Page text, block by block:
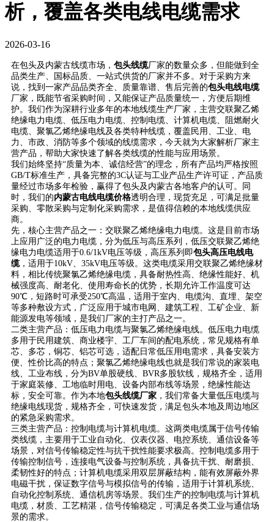
析，覆盖各类电线电缆需求
2026-03-16
在包头及内蒙古线缆市场， 包头线缆厂家的数量众多，但能做到全
品类生产、国标品质、一站式供货的厂家并不多。对于采购方来
说，找到一家产品品类齐全、质量靠谱、售后完善的包头电线电缆
厂家，既能节省采购时间，又能保证产品质量统一，方便后期维
护。我们作为深耕行业多年的本地线缆生产厂家，主营交联聚乙烯
绝缘电力电缆、低压电力电缆、控制电缆、计算机电缆、阻燃耐火
电缆、聚氯乙烯绝缘电线及各类特种线缆，覆盖民用、工业、电
力、市政、消防等多个领域的线缆需求，今天就为大家解析厂家主
营产品，帮助大家快速了解各类线缆的性能与应用场景。
我们始终坚持“质量为本、诚信经营”的理念，所有产品均严格按照
GB/T标准生产，具备完整的3C认证与工业产品生产许可证，产品质
量经过市场多年检验，赢得了包头及内蒙古各地客户的认可。同
时，我们的内蒙古电线电缆价格透明合理，现货充足，可满足批量
采购、零散采购与定制化采购需求，是值得信赖的本地线缆供应
商。
先，核心主营产品之一：交联聚乙烯绝缘电力电缆。这是目前市场
上应用广泛的电力电缆，分为低压与高压系列，低压交联聚乙烯绝
缘电力电缆适用于0.6/1kV电压等级，高压系列即包头高压电线电
缆，适用于10kV、35kV电压等级。这类电缆采用交联聚乙烯绝缘材
料，相比传统聚氯乙烯绝缘电缆，具备耐热性高、绝缘性能好、机
械强度高、耐老化、使用寿命长的优势，长期允许工作温度可达
90℃，短路时可承受250℃高温，适用于室内、电缆沟、直埋、架空
等多种敷设方式，广泛应用于城市电网、建筑工程、工矿企业、新
能源发电等领域，是我们厂家的主打产品之一。
二类主营产品：低压电力电缆与聚氯乙烯绝缘电线。低压电力电缆
多用于民用建筑、商业楼宇、工厂车间的配电系统，常见规格有单
芯、多芯，铜芯、铝芯可选，适配日常低压用电需求，具备安装方
便、性价比高的特点；聚氯乙烯绝缘电线也就是我们常说的家装电
线、工业布线，分为BV单股硬线、BVR多股软线，规格齐全，适用
于家庭装修、工地临时用电、设备内部布线等场景，绝缘性能达
标，安全可靠。作为本地包头线缆厂家 ，我们常备大量低压电缆与
绝缘电线现货，规格齐全，可快速发货，满足包头本地及周边地区
的紧急采购需求。
三类主营产品：控制电缆与计算机电缆。这两类电缆属于信号传输
类线缆，主要用于工业自动化、仪表仪器、电控系统、通信设备等
场景，对信号传输稳定性与抗干扰性能要求极高。控制电缆多用于
传输控制信号，连接电气设备与控制系统，具备抗干扰、耐磨损、
柔韧性好的特点；计算机电缆采用双层屏蔽结构，能有效屏蔽外界
电磁干扰，保证数字信号与模拟信号的传输，适用于计算机系统、
自动化控制系统、通信机房等场景。我们生产的控制电缆与计算机
电缆，材质、工艺精湛，信号传输稳定，可满足各类工业与通信场
景的需求。